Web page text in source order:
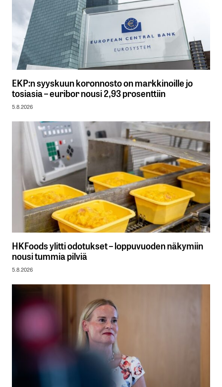
EKP:n syyskuun koronnosto on markkinoille jo
tosiasia – euribor nousi 2,93 prosenttiin
5.8.2026
HKFoods ylitti odotukset – loppuvuoden näkymiin
nousi tummia pilviä
5.8.2026